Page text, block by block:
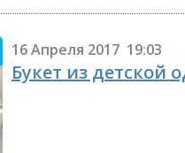
16 Апреля 2017 19:03
Букет из